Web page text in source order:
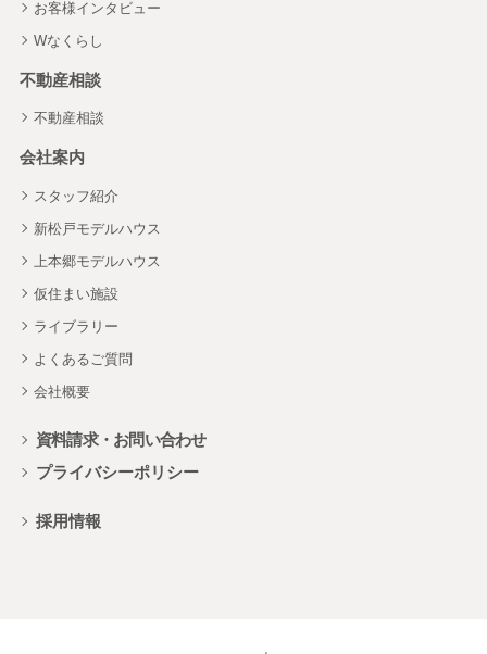
お客様インタビュー
Wなくらし
不動産相談
不動産相談
会社案内
スタッフ紹介
新松戸モデルハウス
上本郷モデルハウス
仮住まい施設
ライブラリー
よくあるご質問
会社概要
資料請求・お問い合わせ
プライバシーポリシー
採用情報